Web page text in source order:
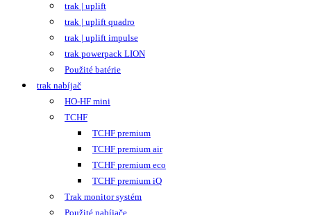
trak | uplift
trak | uplift quadro
trak | uplift impulse
trak powerpack LION
Použité batérie
trak nabíjač
HO-HF mini
TCHF
TCHF premium
TCHF premium air
TCHF premium eco
TCHF premium iQ
Trak monitor systém
Použité nabíjače